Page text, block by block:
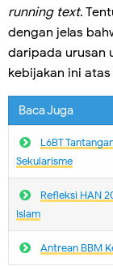
running text.
dengan jelas
daripada urusan
kebijakan ini
Baca Juga
L6BT
Sekularisme
Refleksi HAN
Islam
Antrean BBM